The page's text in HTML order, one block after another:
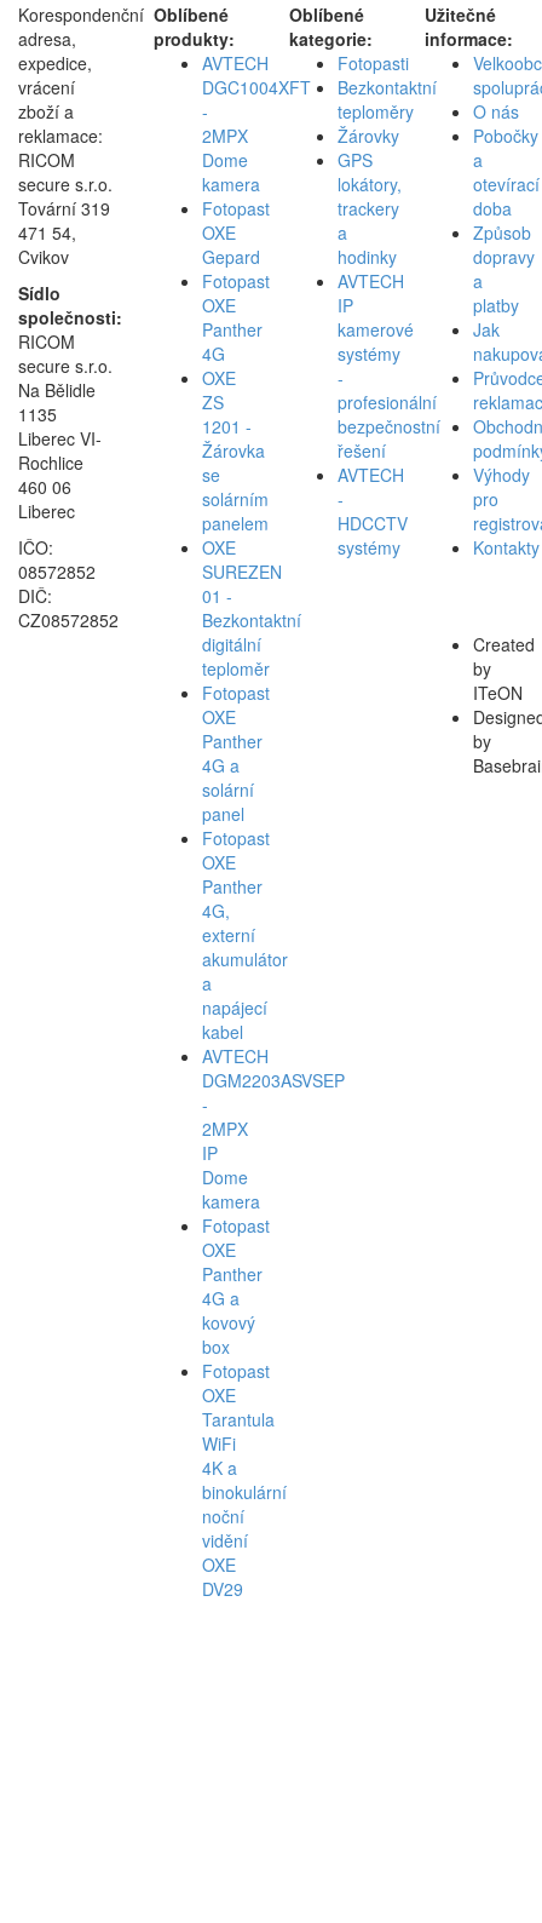
Korespondenční
adresa,
expedice,
vrácení
zboží a
reklamace:
RICOM
secure s.r.o.
Tovární 319
471 54,
Cvikov
Sídlo
společnosti:
RICOM
secure s.r.o.
Na Bělidle
1135
Liberec VI-
Rochlice
460 06
Liberec
IČO:
08572852
DIČ:
CZ08572852
Oblíbené
produkty:
AVTECH
DGC1004XFT
-
2MPX
Dome
kamera
Fotopast
OXE
Gepard
Fotopast
OXE
Panther
4G
OXE
ZS
1201 -
Žárovka
se
solárním
panelem
OXE
SUREZEN
01 -
Bezkontaktní
digitální
teploměr
Fotopast
OXE
Panther
4G a
solární
panel
Fotopast
OXE
Panther
4G,
externí
akumulátor
a
napájecí
kabel
AVTECH
DGM2203ASVSEP
-
2MPX
IP
Dome
kamera
Fotopast
OXE
Panther
4G a
kovový
box
Fotopast
OXE
Tarantula
WiFi
4K a
binokulární
noční
vidění
OXE
DV29
Oblíbené
kategorie:
Fotopasti
Bezkontaktní
teploměry
Žárovky
GPS
lokátory,
trackery
a
hodinky
AVTECH
IP
kamerové
systémy
-
profesionální
bezpečnostní
řešení
AVTECH
-
HDCCTV
systémy
Užitečné
informace:
O nás
Pobočky
a
otevírací
doba
Způsob
dopravy
a
platby
Jak
Výhody
pro
Kontakty
Created
by
ITeON
by